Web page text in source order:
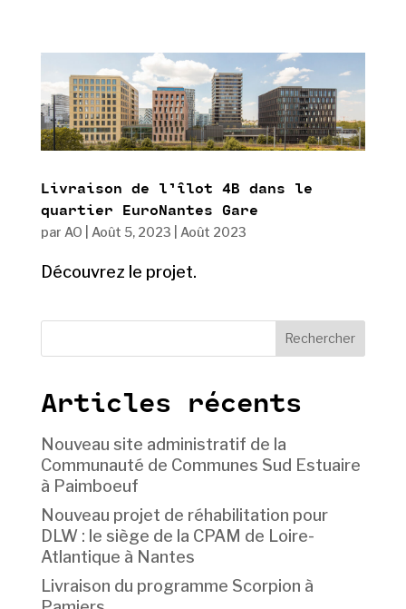
Livraison de l’îlot 4B dans le
quartier EuroNantes Gare
par AO Août 5, 2023 Août 2023
Découvrez le projet.
Rechercher
Articles récents
Nouveau site administratif de la
Communauté de Communes Sud Estuaire
à Paimboeuf
Nouveau projet de réhabilitation pour
DLW : le siège de la CPAM de Loire-
Atlantique à Nantes
Livraison du programme Scorpion à